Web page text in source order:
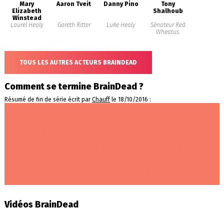
Mary
Elizabeth
Winstead
Laurel Healy
Aaron Tveit
Gareth Ritter
Danny Pino
Luke Healy
Tony
Shalhoub
Sénateur Red
Wheatus
TOUS LES AUTRES ACTEURS BRAINDEAD
Comment se termine BrainDead ?
Résumé de fin de série écrit parChauffle 18/10/2016 :
Vidéos BrainDead